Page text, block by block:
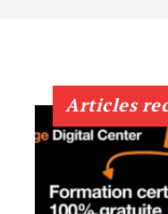
Articles